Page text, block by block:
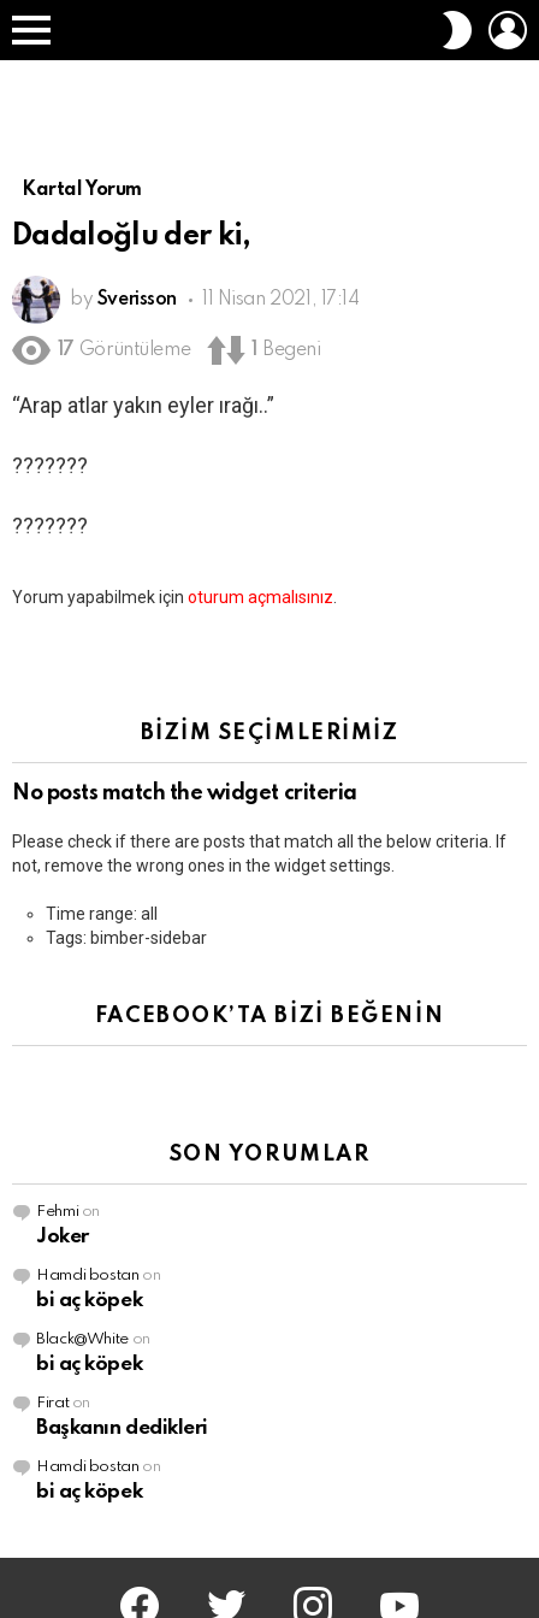
Menü
DIŞ
Kartal Yorum
Dadaloğlu der ki,
by Sverisson 11 Nisan 2021, 17:14
17 Görüntüleme Begeni
“Arap atlar yakın eyler ırağı..”
???????
???????
Bir
Yorum yapabilmek için oturum açmalısınız.
BİZİM SEÇİMLERİMİZ
No posts match the widget criteria
Please check if there are posts that match all the below criteria. If
not, remove the wrong ones in the widget settings.
Time range: all
Tags: bimber-sidebar
FACEBOOK’TA BİZİ BEĞENİN
SON YORUMLAR
Fehmi on
Joker
Hamdi bostan on
bi aç köpek
Black@White on
bi aç köpek
Firaton
Başkanın dedikleri
Hamdi bostan on
bi aç köpek
facebook twitter instagram youtube